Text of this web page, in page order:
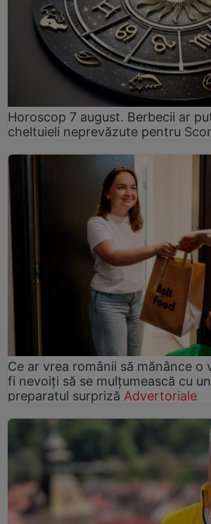
Horoscop 7 august. Berbecii ar
cheltuieli neprevăzute pentru
Ce ar vrea românii să mănânce o
fi nevoiți să se mulțumească cu
preparatul surpriză Advertoriale